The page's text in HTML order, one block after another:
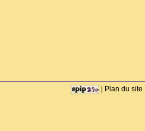
Plan du site